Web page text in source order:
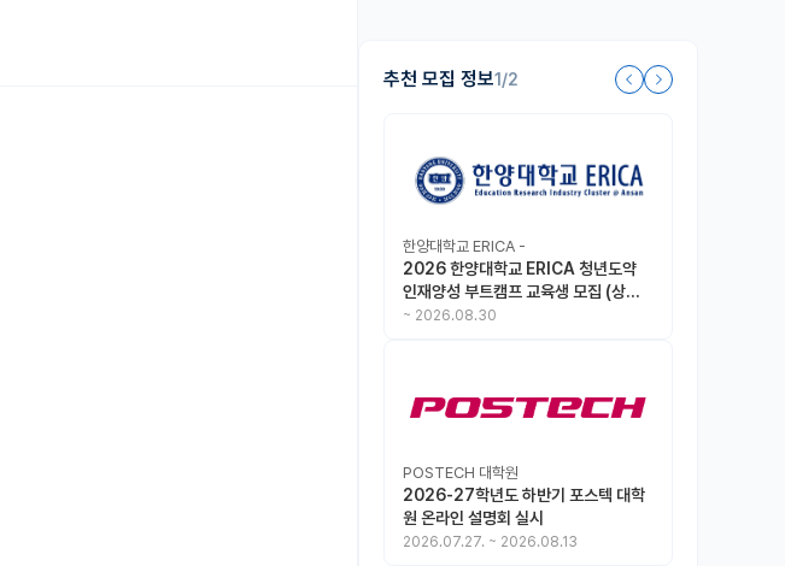
추천 모집 정보1/2
한양대학교 ERICA -
2026 한양대학교 ERICA 청년도약
인재양성 부트캠프 교육생 모집 (상시
모집 중, 1차 마감 : ~8.30)
~ 2026.08.30
POSTECH 대학원
2026-27학년도 하반기 포스텍 대학
원 온라인 설명회 실시
2026.07.27. ~ 2026.08.13